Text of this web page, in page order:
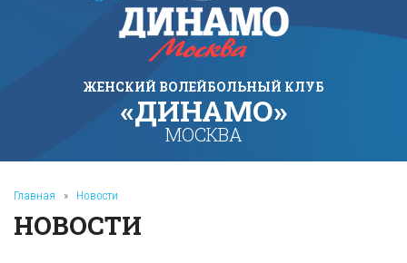
ЖЕНСКИЙ ВОЛЕЙБОЛЬНЫЙ КЛУБ
«ДИНАМО»
МОСКВА
Главная » Новости
НОВОСТИ